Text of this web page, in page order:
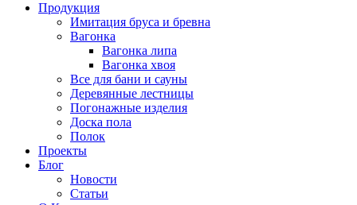
Продукция
Имитация бруса и бревна
Вагонка
Вагонка липа
Вагонка хвоя
Все для бани и сауны
Деревянные лестницы
Погонажные изделия
Доска пола
Полок
Проекты
Блог
Новости
Статьи